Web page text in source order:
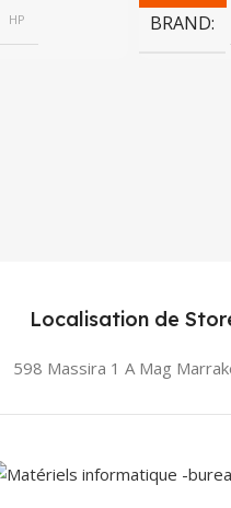
HP BRAND
Localisation de
598 Massira 1 A Mag